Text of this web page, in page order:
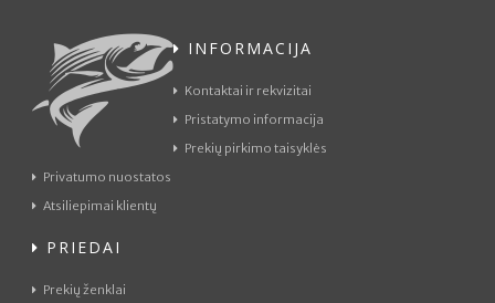
INFORMACIJA
Kontaktai ir rekvizitai
Pristatymo informacija
Prekių pirkimo taisyklės
Privatumo nuostatos
Atsiliepimai klientų
PRIEDAI
Prekių ženklai